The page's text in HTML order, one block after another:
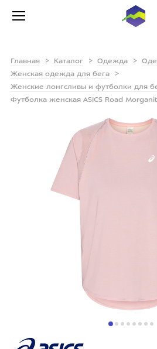
Главная Каталог Одежда
Женская одежда для бега
Женские лонгсливы и футболки для
Футболка женская ASICS Road